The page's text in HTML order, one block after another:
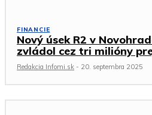
FINANCIE
Nový úsek R2 v
zvládol cez tri milióny
Redakcia Infomi.sk - 20. septembra 2025